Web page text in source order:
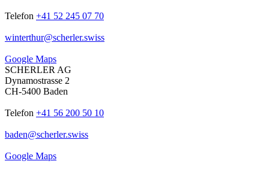
Telefon +41 52 245 07 70
winterthur@scherler.swiss
Google Maps
SCHERLER AG
Dynamostrasse 2
CH-5400 Baden
Telefon +41 56 200 50 10
baden@scherler.swiss
Google Maps